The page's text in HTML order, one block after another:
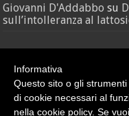
Giovanni D'Addabbo su
sull’intolleranza al
Informativa
Questo sito o gli
di cookie necessari al
nella cookie policy. Se